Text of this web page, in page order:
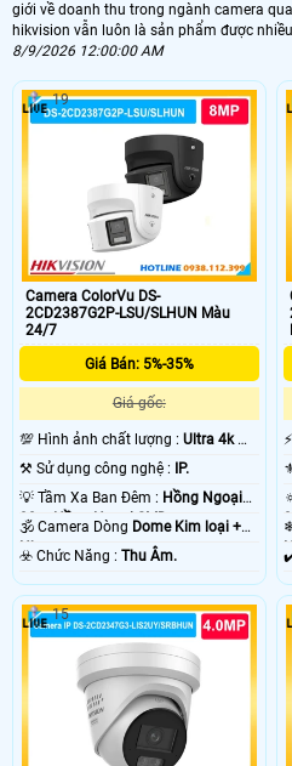
520,000 VNĐ Lắp Camera Hikvision Giá rẻ
🆗 Chiết Khấu Camera Hikvision
50% + Giá Camera Hikvision
Camera hikvisionlà lựa chọn tốt giá rẻ
1080P và các dòng sản phẩm camera
thông minh, Với khả nằng bảo mật cao
khách hàng lựa chọn. Camera hikvision
thiết bị giám sát cùng lúc. Với sự phá
cũng như chip xứ lý hình ảnh camera
hình ảnh sắt nét. Camera hikvision phù
phòng cửa hàng và nhà xưởng.
giới về doanh thu trong ngành camera
hikvision vẫn luôn là sản phẩm được
8/9/2026 12:00:00 AM
Camera ColorVu DS-
2CD2387G2P-LSU/SLHUN Màu
24/7
Giá Bán: 5%-35%
Giá gốc:
💯 Hình ảnh chất lượng : Ultra 4k 👍🏾
.
⚒ Sử dụng công nghệ :
IP.
💡 Tầm Xa Ban Đêm : Hồng Ngoại
30m Hồng Ngoại SMD.
🕉️ Camera Dòng Dome Kim loại +
Nhựa.
️☣️ Chức Năng : Thu Âm.
19
15